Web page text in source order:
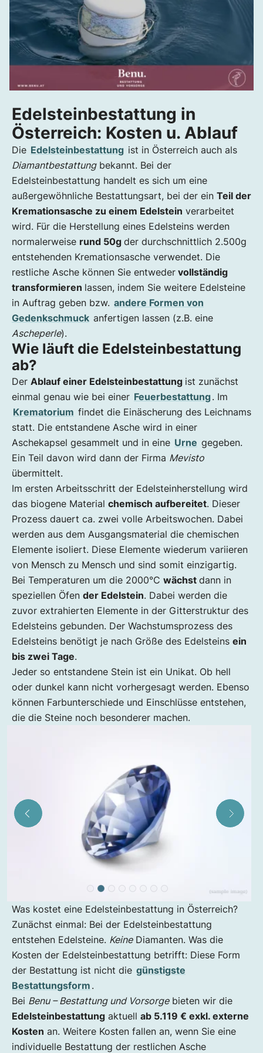
Edelsteinbestattung in
Österreich: Kosten u. Ablauf
Die Edelsteinbestattung ist in Österreich auch als
Diamantbestattungbekannt. Bei der
Edelsteinbestattung handelt es sich um eine
außergewöhnliche Bestattungsart, bei der ein Teil der
Kremationsasche zu einem Edelstein verarbeitet
wird. Für die Herstellung eines Edelsteins werden
normalerweise rund 50g der durchschnittlich 2.500g
entstehenden Kremationsasche verwendet. Die
restliche Asche können Sie entweder vollständig
transformieren lassen, indem Sie weitere Edelsteine
in Auftrag geben bzw. andere Formen von
Gedenkschmuck anfertigen lassen (z.B. eine
Ascheperle).
Wie läuft die Edelsteinbestattung
ab?
Der Ablauf einer Edelsteinbestattung ist zunächst
einmal genau wie bei einer Feuerbestattung. Im
Krematorium findet die Einäscherung des Leichnams
statt. Die entstandene Asche wird in einer
Aschekapsel gesammelt und in eine Urne gegeben.
Ein Teil davon wird dann der Firma Mevisto
übermittelt.
Im ersten Arbeitsschritt der Edelsteinherstellung wird
das biogene Material chemisch aufbereitet. Dieser
Prozess dauert ca. zwei volle Arbeitswochen. Dabei
werden aus dem Ausgangsmaterial die chemischen
Elemente isoliert. Diese Elemente wiederum variieren
von Mensch zu Mensch und sind somit einzigartig.
Bei Temperaturen um die 2000°C wächst dann in
speziellen Öfen der Edelstein. Dabei werden die
zuvor extrahierten Elemente in der Gitterstruktur des
Edelsteins gebunden. Der Wachstumsprozess des
Edelsteins benötigt je nach Größe des Edelsteins ein
bis zwei Tage.
Jeder so entstandene Stein ist ein Unikat. Ob hell
oder dunkel kann nicht vorhergesagt werden. Ebenso
können Farbunterschiede und Einschlüsse entstehen,
die die Steine noch besonderer machen.
Was kostet eine Edelsteinbestattung in Österreich?
Zunächst einmal: Bei der Edelsteinbestattung
entstehen Edelsteine. KeineDiamanten. Was die
Kosten der Edelsteinbestattung betrifft: Diese Form
der Bestattung ist nicht die günstigste
Bestattungsform .
Bei Benu – Bestattung und Vorsorgebieten wir die
Edelsteinbestattung aktuell ab 5.119 € exkl. externe
Kosten an. Weitere Kosten fallen an, wenn Sie eine
individuelle Bestattung der restlichen Asche